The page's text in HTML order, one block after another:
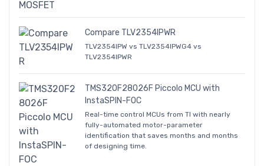
Compare TLV2354IPWR
TLV2354IPW vs TLV2354IPWG4 vs
TLV2354IPWR
TMS320F28026F Piccolo MCU with
InstaSPIN-FOC
Real-time control MCUs from TI with nearly
fully-automated motor-parameter
identification that saves months and months
of designing time.